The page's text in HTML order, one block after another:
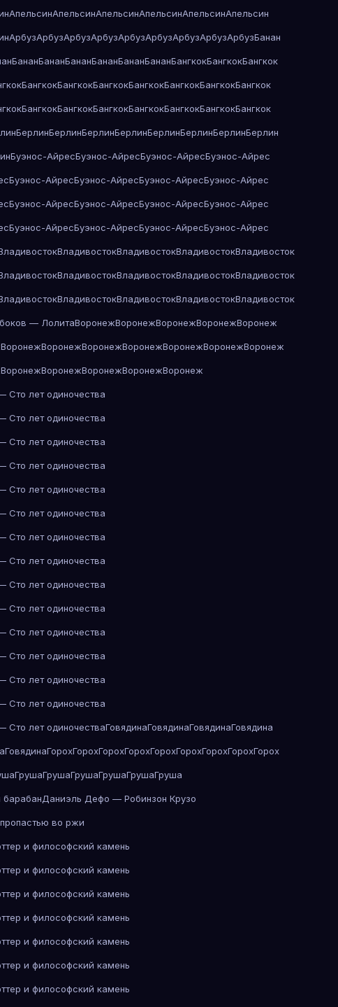
АпельсинАпельсинАпельсинАпельсинАпельсинАпельсин
АрбузАрбузАрбузАрбузАрбузАрбузАрбузАрбузАрбузБанан
БананБананБананБананБананБананБангкокБангкокБангкок
БангкокБангкокБангкокБангкокБангкокБангкокБангкок
БангкокБангкокБангкокБангкокБангкокБангкокБангкок
БерлинБерлинБерлинБерлинБерлинБерлинБерлинБерлин
Буэнос-АйресБуэнос-АйресБуэнос-АйресБуэнос-Айрес
Буэнос-АйресБуэнос-АйресБуэнос-АйресБуэнос-Айрес
Буэнос-АйресБуэнос-АйресБуэнос-АйресБуэнос-Айрес
Буэнос-АйресБуэнос-АйресБуэнос-АйресБуэнос-Айрес
ВладивостокВладивостокВладивостокВладивосток
ВладивостокВладивостокВладивостокВладивосток
ВладивостокВладивостокВладивостокВладивосток
— ЛолитаВоронежВоронежВоронежВоронежВоронеж
ВоронежВоронежВоронежВоронежВоронежВоронежВоронеж
ВоронежВоронежВоронежВоронежВоронеж
Сто лет одиночества
Сто лет одиночества
Сто лет одиночества
Сто лет одиночества
Сто лет одиночества
Сто лет одиночества
Сто лет одиночества
Сто лет одиночества
Сто лет одиночества
Сто лет одиночества
Сто лет одиночества
Сто лет одиночества
Сто лет одиночества
Сто лет одиночества
Сто лет одиночестваГовядинаГовядинаГовядинаГовядина
ГовядинаГорохГорохГорохГорохГорохГорохГорохГорохГорох
ГрушаГрушаГрушаГрушаГрушаГруша
Даниэль Дефо — Робинзон Крузо
во ржи
и философский камень
и философский камень
и философский камень
и философский камень
и философский камень
и философский камень
и философский камень